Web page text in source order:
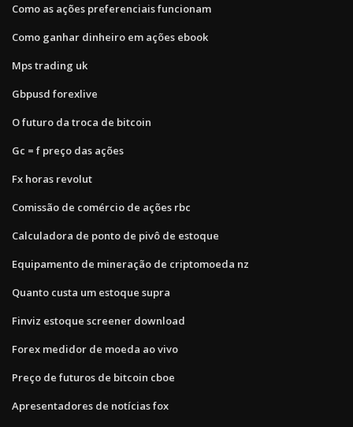
Como as ações preferenciais funcionam
Como ganhar dinheiro em ações ebook
Mps trading uk
Gbpusd forexlive
O futuro da troca de bitcoin
Gc = f preço das ações
Fx horas revolut
Comissão de comércio de ações rbc
Calculadora de ponto de pivô de estoque
Equipamento de mineração de criptomoeda nz
Quanto custa um estoque supra
Finviz estoque screener download
Forex medidor de moeda ao vivo
Preço de futuros de bitcoin cboe
Apresentadores de notícias fox